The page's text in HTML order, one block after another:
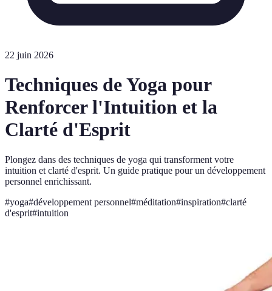
22 juin 2026
Techniques de Yoga pour
Renforcer l'Intuition et la
Clarté d'Esprit
Plongez dans des techniques de yoga qui transforment votre
intuition et clarté d'esprit. Un guide pratique pour un développement
personnel enrichissant.
#yoga#développement personnel#méditation#inspiration#clarté
d'esprit#intuition